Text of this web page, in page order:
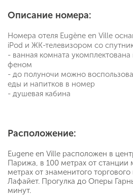
Описание номера:
Номера отеля Eugène en Ville
iPod и ЖК-телевизором со
- ванная комната
феном
- до полуночи можно
еды и напитков в номер
- душевая кабина
Расположение:
Eugene en Ville расположен в
Парижа, в 100 метрах от станции
метрах от знаменитого торгового
Лафайет. Прогулка до Оперы
минут.